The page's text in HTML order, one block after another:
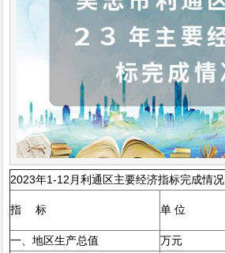
2023年1-12月利通区主要经济指标完成情况
指 标 单 位
一、地区生产总值
万元